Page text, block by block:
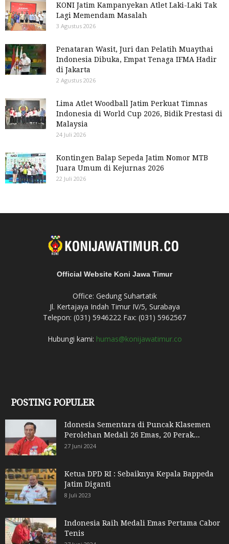
KONI Jatim Kampanyekan Atlet Laki-Laki Tak
Lagi Memendam Masalah
3 Agustus 2026
Penataran Wasit, Juri dan Pelatih Muaythai
Indonesia Dibuka, Empat Tenaga IFMA Hadir
di Jakarta
2 Agustus 2026
Lima Atlet Woodball Jatim Perkuat Timnas
Indonesia di World Cup 2026, Bidik Prestasi di
Malaysia
24 Juli 2026
Kontingen Balap Sepeda Jatim Nomor MTB
Juara Umum di Kejurnas 2026
22 Juli 2026
Official Website Koni Jawa Timur
Office: Gedung Suhartatik
Jl. Kertajaya Indah Timur IV/5, Surabaya
Telepon: (031) 5946222 Fax: (031) 5962567
Hubungi kami: humas@konijawatimur.co
POSTING POPULER
Idonesia Sementara di Puncak Klasemen
Perolehan Medali 26 Emas, 20 Perak...
27 Juni 2024
Ketua DPD RI : Sebaiknya Kepala Bappeda
Jatim Diganti
8 Juli 2023
Indonesia Raih Medali Emas Pertama Cabor
Tenis